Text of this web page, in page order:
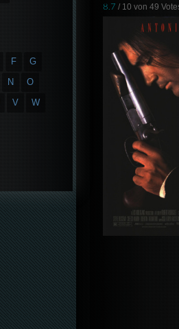
8.7 / 10 von49
F
G
N
O
V
W